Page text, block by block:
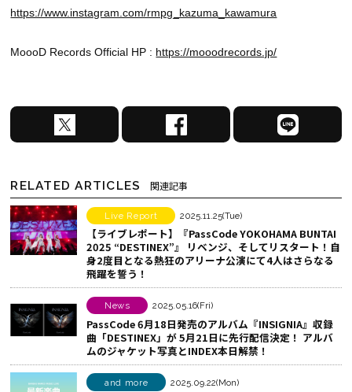
https://www.instagram.com/rmpg_kazuma_kawamura
MoooD Records Official HP : https://mooodrecords.jp/
X
で
ア
す
る
F
a
b
o
o
k
で
シ
ェ
ア
す
る
L
I
シ
ェ
ア
る
RELATED ARTICLES 関連記事
Live Report 2025.11.25(Tue)
【ライブレポート】『PassCode YOKOHAMA BUNTAI
2025 “DESTINEX”』 リベンジ、そしてリスタート！自
身2度目となる熱狂のアリーナ公演にて4人はさらなる
飛躍を誓う！
News 2025.05.16(Fri)
PassCode 6月18日発売のアルバム『INSIGNIA』収録
曲「DESTINEX」が 5月21日に先行配信決定！ アルバ
ムのジャケット写真とINDEX本日解禁！
and more 2025.09.22(Mon)